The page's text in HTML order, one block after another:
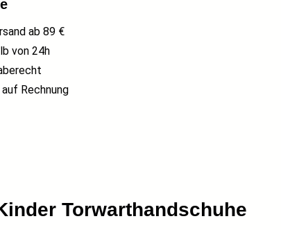
ab 89 €
von 24h
Rechnung
Torwarthandschuhe